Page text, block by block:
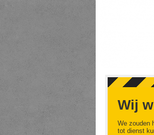
Wij
We zouden
tot dienst